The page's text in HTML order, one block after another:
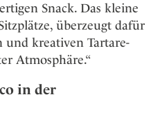
Snack. Das kleine
überzeugt dafür
und kreativen Tartare-
Atmosphäre.“
in der